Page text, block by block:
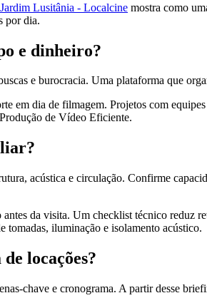
Lusitânia - Localcine mostra como
por dia.
e dinheiro?
e burocracia. Uma plataforma que
em dia de filmagem. Projetos com
de Vídeo Eficiente.
acústica e circulação. Confirme
da visita. Um checklist técnico
tomadas, iluminação e isolamento acústico.
locações?
chave e cronograma. A partir desse